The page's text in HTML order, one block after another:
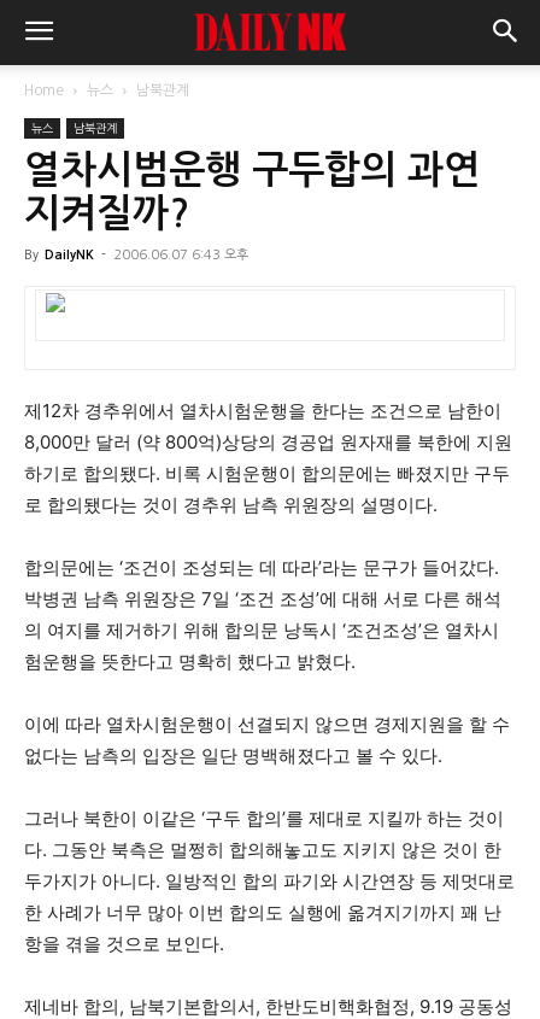
Home 뉴스 남북관계
뉴스 남북관계
열차시범운행 구두합의 과연
지켜질까?
By DailyNK - 2006.06.07 6:43 오후
제12차 경추위에서 열차시험운행을 한다는 조건으로 남한이
8,000만 달러 (약 800억)상당의 경공업 원자재를 북한에 지원
하기로 합의됐다. 비록 시험운행이 합의문에는 빠졌지만 구두
로 합의됐다는 것이 경추위 남측 위원장의 설명이다.
합의문에는 ‘조건이 조성되는 데 따라’라는 문구가 들어갔다.
박병권 남측 위원장은 7일 ‘조건 조성’에 대해 서로 다른 해석
의 여지를 제거하기 위해 합의문 낭독시 ‘조건조성’은 열차시
험운행을 뜻한다고 명확히 했다고 밝혔다.
이에 따라 열차시험운행이 선결되지 않으면 경제지원을 할 수
없다는 남측의 입장은 일단 명백해졌다고 볼 수 있다.
그러나 북한이 이같은 ‘구두 합의’를 제대로 지킬까 하는 것이
다. 그동안 북측은 멀쩡히 합의해놓고도 지키지 않은 것이 한
두가지가 아니다. 일방적인 합의 파기와 시간연장 등 제멋대로
한 사례가 너무 많아 이번 합의도 실행에 옮겨지기까지 꽤 난
항을 겪을 것으로 보인다.
제네바 합의, 남북기본합의서, 한반도비핵화협정, 9.19 공동성